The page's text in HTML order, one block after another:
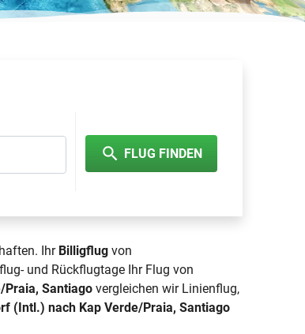
FLUG FINDEN
Ihr Billigflug von
und Rückflugtage Ihr Flug von
Praia, Santiago vergleichen wir Linienflug,
(Intl.) nach Kap Verde/Praia, Santiago